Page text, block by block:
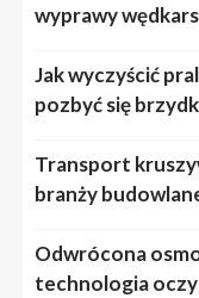
wyprawy
Jak wyczyścić
pozbyć się
Transport
branży
Odwrócona
technologia